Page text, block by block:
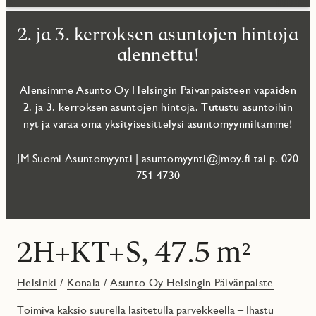
2. ja 3. kerroksen asuntojen hintoja
alennettu!
Alensimme Asunto Oy Helsingin Päivänpaisteen vapaiden
2. ja 3. kerroksen asuntojen hintoja. Tutustu asuntoihin
nyt ja varaa oma yksityisesittelysi asuntomyynniltämme!
JM Suomi Asuntomyynti | asuntomyynti@jmoy.fi tai p. 020
751 4730‬
2H+KT+S, 47.5 m²
Helsinki / Konala /Asunto Oy Helsingin Päivänpaiste
Toimiva kaksio suurella lasitetulla parvekkeella – Ihastu